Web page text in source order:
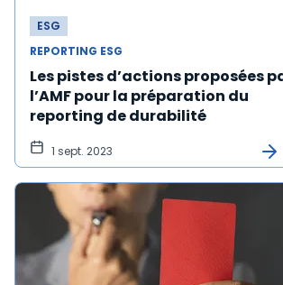
ESG
REPORTING ESG
Les pistes d’actions proposées
l’AMF pour la préparation du
reporting de durabilité
1 sept. 2023